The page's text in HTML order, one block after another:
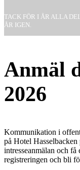
TACK FÖR I ÅR ALLA
ÅR IGEN.
Anmäl
2026
Kommunikation i
på Hotel
intresseanmälan och
registreringen och bli